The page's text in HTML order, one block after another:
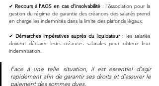
✔ Recours à l’AGS en cas d’insolvabilité : l’Association pour la
gestion du régime de garantie des créances des salariés prend
en charge les indemnités dans la limite des plafonds légaux.
✔ Démarches impératives auprès du liquidateur : les salariés
doivent déclarer leurs créances salariales pour obtenir leur
indemnisation.
Face à une telle situation, il est essentiel d’agir
rapidement afin de garantir ses droits et d’assurer le
paiement des sommes dues.